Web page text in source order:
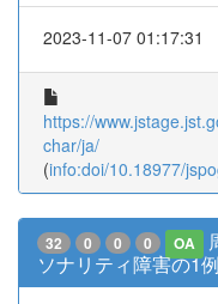
2023-11-07 01:17:31
https://
char/ja/
(info:doi/10.18977/
32 0 0 0 OA
ソナリティ障害の1例